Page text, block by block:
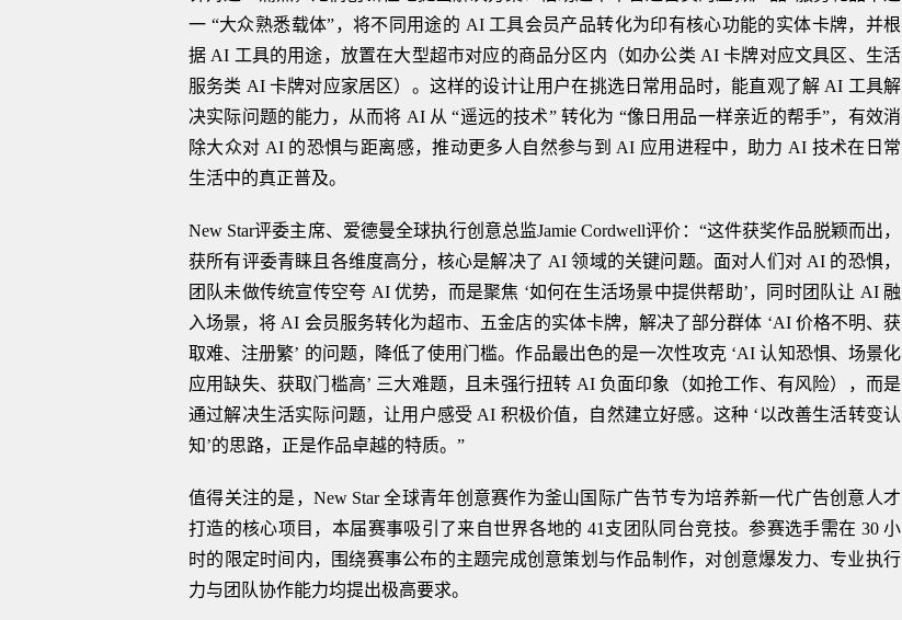
一 “大众熟悉载体”，将不同用途的 AI 工具会员产品转化为印有核心功能的实体卡牌，并根
据 AI 工具的用途，放置在大型超市对应的商品分区内（如办公类 AI 卡牌对应文具区、生活
服务类 AI 卡牌对应家居区）。这样的设计让用户在挑选日常用品时，能直观了解 AI 工具解
决实际问题的能力，从而将 AI 从 “遥远的技术” 转化为 “像日用品一样亲近的帮手”，有效消
除大众对 AI 的恐惧与距离感，推动更多人自然参与到 AI 应用进程中，助力 AI 技术在日常
生活中的真正普及。
New Star评委主席、爱德曼全球执行创意总监Jamie Cordwell评价：“这件获奖作品脱颖而出，
获所有评委青睐且各维度高分，核心是解决了 AI 领域的关键问题。 面对人们对 AI 的恐惧，
团队未做传统宣传空夸 AI 优势，而是聚焦 ‘如何在生活场景中提供帮助’，同时团队让 AI 融
入场景，将 AI 会员服务转化为超市、五金店的实体卡牌，解决了部分群体 ‘AI 价格不明、获
取难、注册繁’ 的问题，降低了使用门槛。作品最出色的是一次性攻克 ‘AI 认知恐惧、场景化
应用缺失、获取门槛高’ 三大难题，且未强行扭转 AI 负面印象（如抢工作、有风险），而是
通过解决生活实际问题，让用户感受 AI 积极价值，自然建立好感。这种 ‘以改善生活转变认
知’的思路，正是作品卓越的特质。”
值得关注的是，New Star 全球青年创意赛作为釜山国际广告节专为培养新一代广告创意人才
打造的核心项目，本届赛事吸引了来自世界各地的 41支团队同台竞技。参赛选手需在 30 小
时的限定时间内，围绕赛事公布的主题完成创意策划与作品制作，对创意爆发力、专业执行
力与团队协作能力均提出极高要求。